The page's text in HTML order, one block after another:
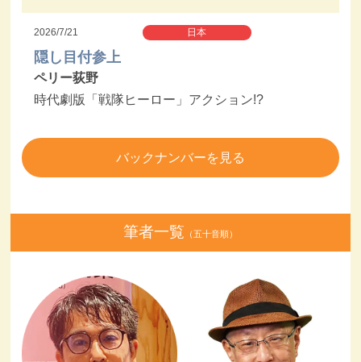
2026/7/21 日本
隠し目付参上
ペリー荻野
時代劇版「戦隊ヒーロー」アクション!?
バックナンバーを見る
筆者一覧 （五十音順）